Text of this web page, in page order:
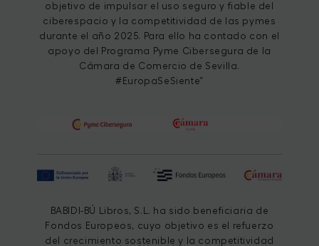
objetivo de impulsar el uso seguro y fiable del
ciberespacio y la competitividad de las pymes
durante el año 2025. Para ello ha contado con el
apoyo del Programa Pyme Cibersegura de la
Cámara de Comercio de Sevilla.
#EuropaSeSiente”
BABIDI-BÚ Libros, S.L. ha sido beneficiaria de
Fondos Europeos, cuyo objetivo es el refuerzo
del crecimiento sostenible y la competitividad